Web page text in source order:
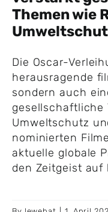
Themen wie
Die Oscar-
herausragende
sondern auch
gesellschaftliche
Umweltschutz
nominierten
aktuelle globale
den Zeitgeist auf